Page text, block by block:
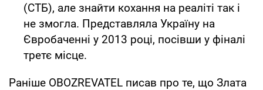
(СТБ), але знайти кохання на реаліті так і
не змогла. Представляла Україну на
Євробаченні у 2013 році, посівши у фіналі
третє місце.
Раніше OBOZREVATEL писав про те, що Злата